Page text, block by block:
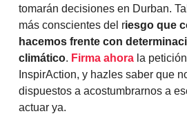
tomarán decisiones en Durban.
más conscientes del riesgo que
hacemos frente con
climático. Firma ahora la
InspirAction, y hazles saber que
dispuestos a acostumbrarnos a
actuar ya.